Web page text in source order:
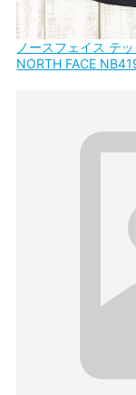
ノースフェイス テ
NORTH FACE